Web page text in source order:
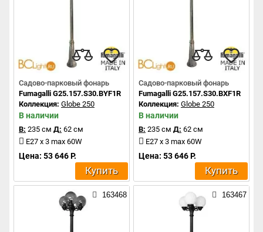
Садово-парковый фонарь
Fumagalli G25.157.S30.BYF1R
Коллекция: Globe 250
В наличии
В: 235 см Д: 62 см
E27 x 3 max 60W
Цена: 53 646 Р.
Купить
Садово-парковый фонарь
Fumagalli G25.157.S30.BXF1R
Коллекция: Globe 250
В наличии
В: 235 см Д: 62 см
E27 x 3 max 60W
Цена: 53 646 Р.
Купить
163468 163467